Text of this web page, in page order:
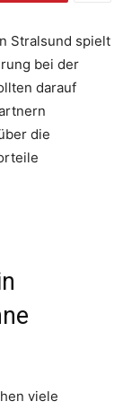
Stralsund spielt
bei der
darauf
die
viele